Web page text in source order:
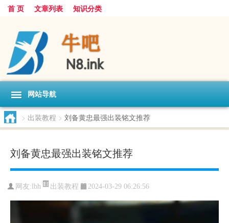
首 页 文章列表 知识分类
网站导航
> 出装教程 > 刘备黄忠最强出装铭文推荐
刘备黄忠最强出装铭文推荐
网友: lbh 出装教程 2024-03-29 06:26:56